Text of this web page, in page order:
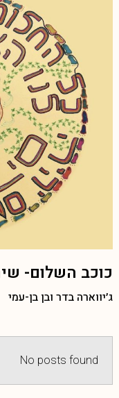
כוכב השלום-
ג׳יווארה בדר ובן בן-עמי
No posts found